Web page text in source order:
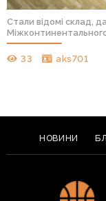
Стали відомі склад,
33 aks701
НОВИНИ